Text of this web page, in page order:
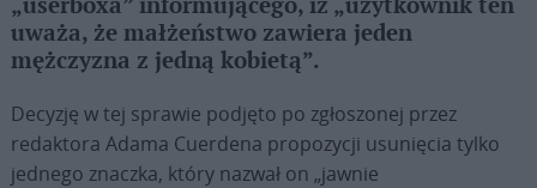
„userboxa” informującego, iż „użytkownik ten
uważa, że małżeństwo zawiera jeden
mężczyzna z jedną kobietą”.
Decyzję w tej sprawie podjęto po zgłoszonej przez
redaktora Adama Cuerdena propozycji usunięcia tylko
jednego znaczka, który nazwał on „jawnie